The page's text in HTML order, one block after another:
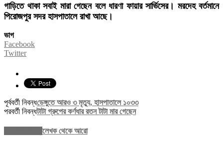
গাড়িতে থাকা সবাই মারা গেছেন বলে ধারণা ফায়ার সার্ভিসের। মরদেহ বর্তমানে
পিরোজপুর সদর হাসপাতালে রাখা আছে।
ভাগ
Facebook
Twitter
পূর্ববর্তী নিবন্ধডেঙ্গুতে আরও ৩ মৃত্যু, হাসপাতালে ১০৩৩
পরবর্তী নিবন্ধটাটা গ্রুপের কর্ণধার রতন টাটা মার গেছেন
লেখক থেকে আরো